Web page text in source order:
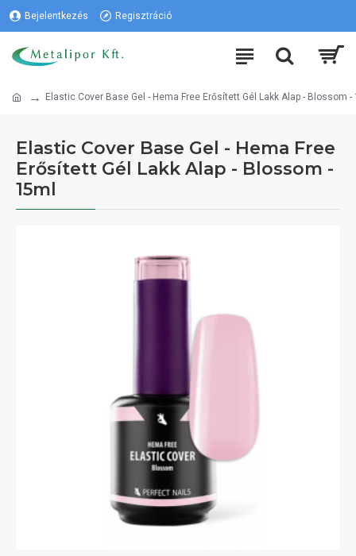
Bejelentkezés Regisztráció
Elastic Cover Base Gel - Hema Free Erősített Gél Lakk Alap - Blossom -
Elastic Cover Base Gel - Hema Free
Erősített Gél Lakk Alap - Blossom -
15ml